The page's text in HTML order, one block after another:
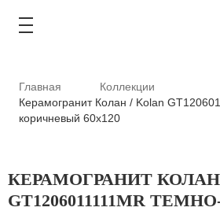
АКЦИИ
Главная
Коллекции
Керамогранит Колан / Kolan
коричневый 60x120
КЕРАМОГРАНИТ КОЛАН
GT1206011111MR